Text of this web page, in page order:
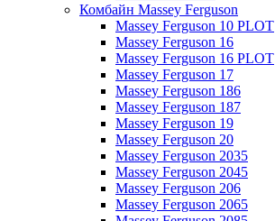
Комбайн Massey Ferguson
Massey Ferguson 10 PLOT
Massey Ferguson 16
Massey Ferguson 16 PLOT
Massey Ferguson 17
Massey Ferguson 186
Massey Ferguson 187
Massey Ferguson 19
Massey Ferguson 20
Massey Ferguson 2035
Massey Ferguson 2045
Massey Ferguson 206
Massey Ferguson 2065